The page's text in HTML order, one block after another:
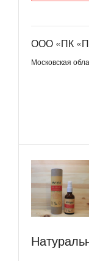
ООО «ПК
Московская